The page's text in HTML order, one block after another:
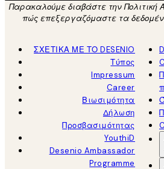
Παρακαλούμε διαβάστε την Πολιτική
πώς επεξεργαζόμαστε τα
ΣΧΕΤΙΚΑ ΜΕ ΤΟ DESENIO
Τύπος
Impressum
Career
Βιωσιμότητα
Δήλωση
Προσβασιμότητας
YouthiD
Desenio Ambassador
Programme